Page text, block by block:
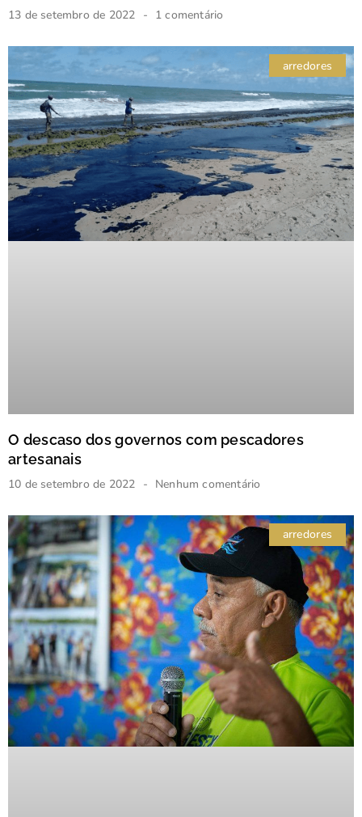
13 de setembro de 2022 1 comentário
arredores
O descaso dos governos com pescadores
artesanais
10 de setembro de 2022 Nenhum comentário
arredores